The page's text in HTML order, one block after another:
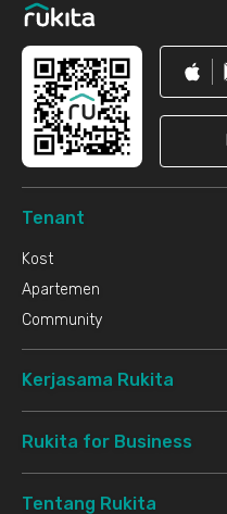
Tenant
Kost
Apartemen
Community
Kerjasama Rukita
Rukita for Business
Tentang Rukita